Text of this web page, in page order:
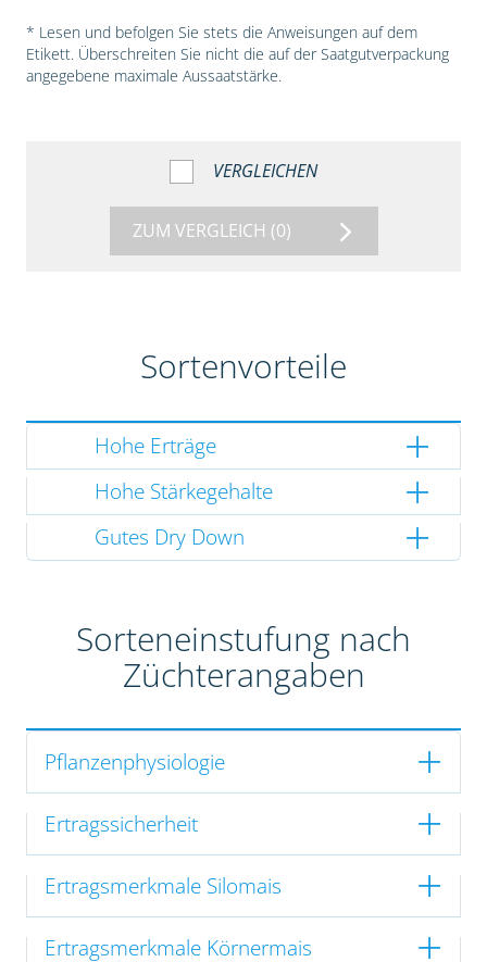
* Lesen und befolgen Sie stets die Anweisungen auf dem
Etikett. Überschreiten Sie nicht die auf der Saatgutverpackung
angegebene maximale Aussaatstärke.
VERGLEICHEN
ZUM VERGLEICH (0)
Sortenvorteile
Hohe Erträge
Hohe Stärkegehalte
Gutes Dry Down
Sorteneinstufung nach
Züchterangaben
Pflanzenphysiologie
Ertragssicherheit
Ertragsmerkmale Silomais
Ertragsmerkmale Körnermais